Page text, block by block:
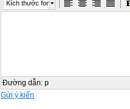
Kích thước font
Đường dẫn: p
Gửi ý kiến